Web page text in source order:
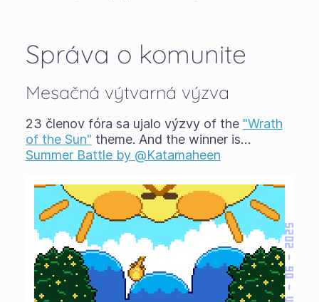
Správa o komunite
Mesačná výtvarná výzva
23 členov fóra sa ujalo výzvy of the "Wrath
of the Sun" theme. And the winner is…
Summer Battle by @Katamaheen